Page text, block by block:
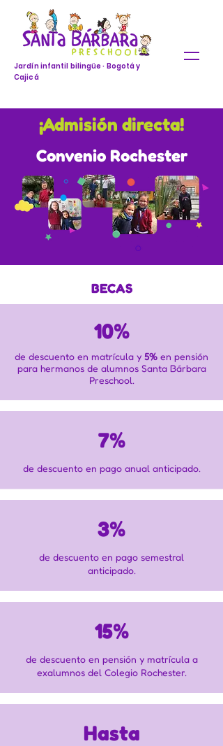
Jardín infantil bilingüe · Bogotá y
Cajicá
¡Admisión directa!
Convenio Rochester
BECAS
10%
de descuento en matrícula y 5% en pensión
para hermanos de alumnos Santa Bárbara
Preschool.
7%
de descuento en pago anual anticipado.
3%
de descuento en pago semestral
anticipado.
15%
de descuento en pensión y matrícula a
exalumnos del Colegio Rochester.
Hasta